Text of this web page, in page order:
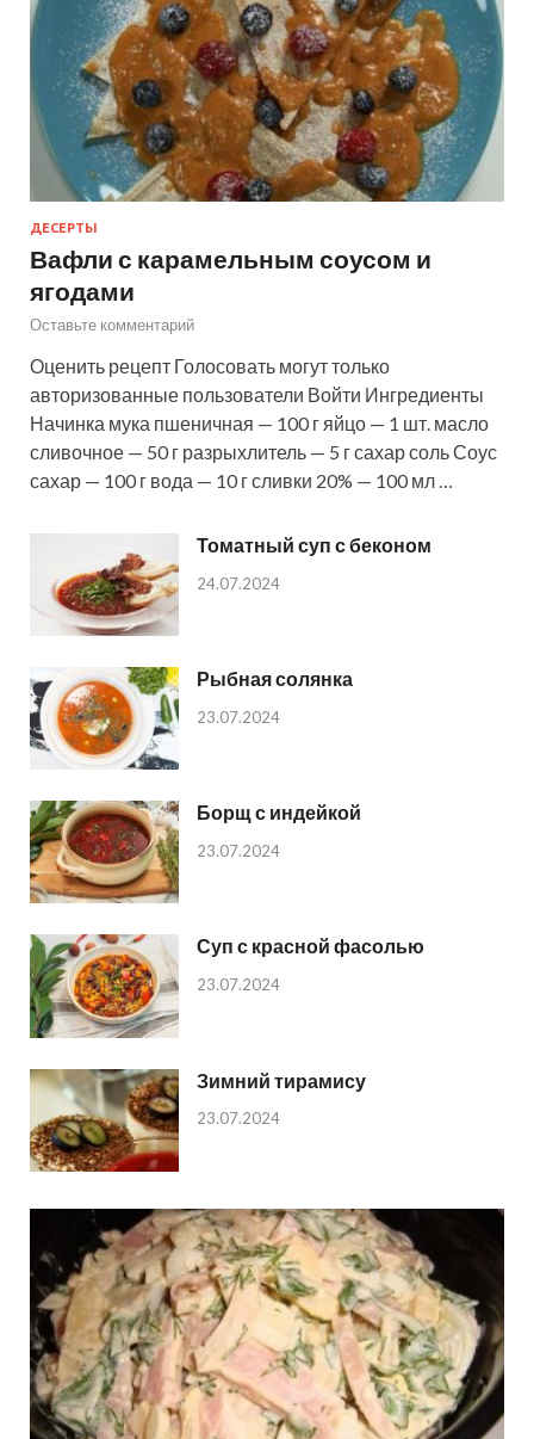
ДЕСЕРТЫ
Вафли с карамельным соусом и
ягодами
Оставьте комментарий
Оценить рецепт Голосовать могут только
авторизованные пользователи Войти Ингредиенты
Начинка мука пшеничная — 100 г яйцо — 1 шт. масло
сливочное — 50 г разрыхлитель — 5 г сахар соль Соус
сахар — 100 г вода — 10 г сливки 20% — 100 мл …
Томатный суп с беконом
24.07.2024
Рыбная солянка
23.07.2024
Борщ с индейкой
23.07.2024
Суп с красной фасолью
23.07.2024
Зимний тирамису
23.07.2024